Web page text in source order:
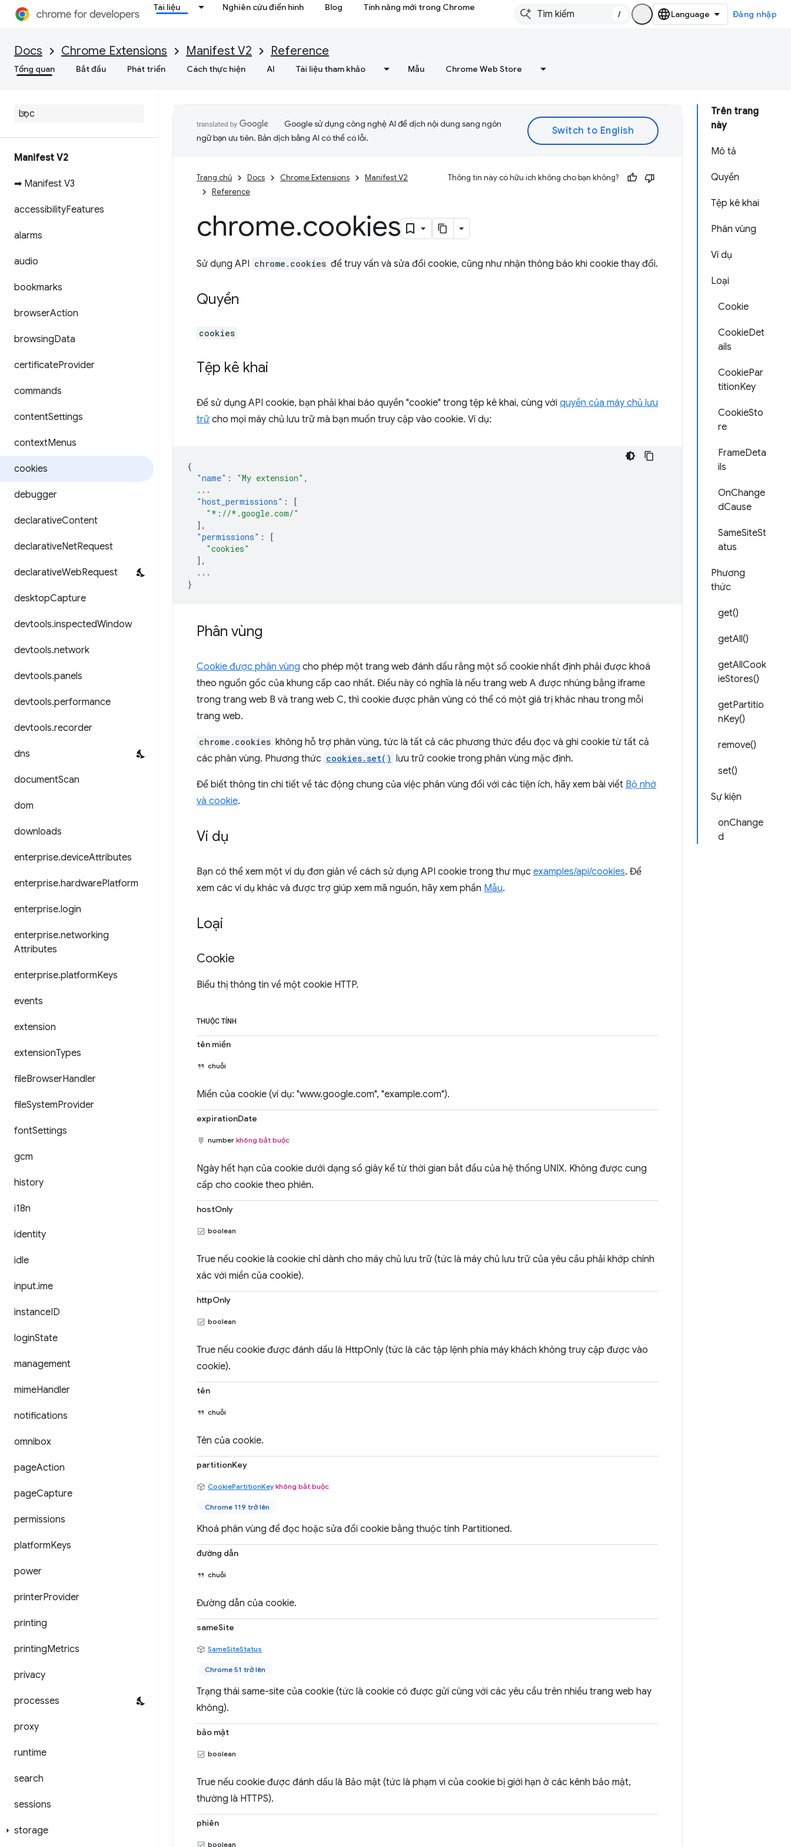
Tài liệu Nghiên cứu điển hình Blog Tính năng mới trong Chrome
/ Đăng nhập
Docs Chrome Extensions Manifest V2 Reference
Tổng quan Bắt đầu Phát triển Cách thực hiện AI Tài liệu tham khảo Mẫu Chrome Web Store
Manifest V2
➡ Manifest V3
accessibilityFeatures
alarms
audio
bookmarks
browserAction
browsingData
certificateProvider
commands
contentSettings
contextMenus
cookies
debugger
declarativeContent
declarativeNetRequest
declarativeWebRequest
desktopCapture
devtools.inspectedWindow
devtools.network
devtools.panels
devtools.performance
devtools.recorder
dns
documentScan
dom
downloads
enterprise.deviceAttributes
enterprise.hardwarePlatform
enterprise.login
enterprise.networking
Attributes
enterprise.platformKeys
events
extension
extensionTypes
fileBrowserHandler
fileSystemProvider
fontSettings
gcm
history
i18n
identity
idle
input.ime
instanceID
loginState
management
mimeHandler
notifications
omnibox
pageAction
pageCapture
permissions
platformKeys
power
printerProvider
printing
printingMetrics
privacy
processes
proxy
runtime
search
sessions
storage
Trên trang
này
Mô tả
Quyền
Tệp kê khai
Phân vùng
Ví dụ
Loại
Cookie
CookieDet
ails
CookiePar
titionKey
CookieSto
re
FrameDeta
ils
OnChange
dCause
SameSiteSt
atus
Phương
thức
get()
getAll()
getAllCook
ieStores()
getPartitio
nKey()
remove()
set()
Sự kiện
onChange
d
Google sử dụng công nghệ AI để dịch nội dung sang ngôn
ngữ bạn ưu tiên. Bản dịch bằng AI có thể có lỗi.
Trang chủ Docs Chrome Extensions
Manifest V2
Reference
Thông tin này có hữu ích không cho bạn không?
chrome.cookies
Sử dụng API chrome.cookies để truy vấn và sửa đổi cookie, cũng như nhận thông báo khi cookie thay đổi.
Quyền
cookies
Tệp kê khai
Để sử dụng API cookie, bạn phải khai báo quyền "cookie" trong tệp kê khai, cùng với quyền của máy chủ lưu
trữ cho mọi máy chủ lưu trữ mà bạn muốn truy cập vào cookie. Ví dụ:
{
"name" : "My extension" ,
...
"host_permissions" :
[
"*://*.google.com/"
],
"permissions" :
[
"cookies"
],
...
}
Phân vùng
Cookie được phân vùng cho phép một trang web đánh dấu rằng một số cookie nhất định phải được khoá
theo nguồn gốc của khung cấp cao nhất. Điều này có nghĩa là nếu trang web A được nhúng bằng iframe
trong trang web B và trang web C, thì cookie được phân vùng có thể có một giá trị khác nhau trong mỗi
trang web.
chrome.cookies không hỗ trợ phân vùng, tức là tất cả các phương thức đều đọc và ghi cookie từ tất cả
các phân vùng. Phương thức cookies.set() lưu trữ cookie trong phân vùng mặc định.
Để biết thông tin chi tiết về tác động chung của việc phân vùng đối với các tiện ích, hãy xem bài viết Bộ nhớ
và cookie.
Ví dụ
Bạn có thể xem một ví dụ đơn giản về cách sử dụng API cookie trong thư mục examples/api/cookies. Để
xem các ví dụ khác và được trợ giúp xem mã nguồn, hãy xem phần Mẫu.
Loại
Cookie
Biểu thị thông tin về một cookie HTTP.
THUỘC TÍNH
tên miền
chuỗi
Miền của cookie (ví dụ: "www.google.com", "example.com").
expirationDate
number không bắt buộc
Ngày hết hạn của cookie dưới dạng số giây kể từ thời gian bắt đầu của hệ thống UNIX. Không được cung
cấp cho cookie theo phiên.
hostOnly
boolean
True nếu cookie là cookie chỉ dành cho máy chủ lưu trữ (tức là máy chủ lưu trữ của yêu cầu phải khớp chính
xác với miền của cookie).
httpOnly
boolean
True nếu cookie được đánh dấu là HttpOnly (tức là các tập lệnh phía máy khách không truy cập được vào
cookie).
tên
chuỗi
Tên của cookie.
partitionKey
CookiePartitionKey không bắt buộc
Chrome 119 trở lên
Khoá phân vùng để đọc hoặc sửa đổi cookie bằng thuộc tính Partitioned.
đường dẫn
chuỗi
Đường dẫn của cookie.
sameSite
SameSiteStatus
Chrome 51 trở lên
Trạng thái same-site của cookie (tức là cookie có được gửi cùng với các yêu cầu trên nhiều trang web hay
không).
bảo mật
boolean
True nếu cookie được đánh dấu là Bảo mật (tức là phạm vi của cookie bị giới hạn ở các kênh bảo mật,
thường là HTTPS).
phiên
boolean